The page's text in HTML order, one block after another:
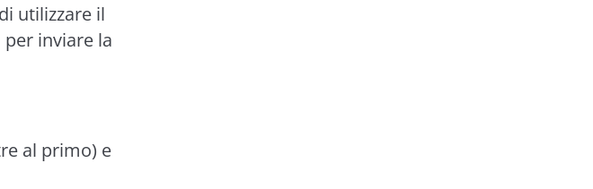
utilizzare il
inviare la
al primo) e